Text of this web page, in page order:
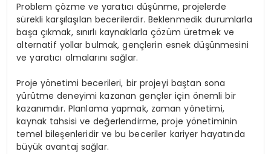
Problem çözme ve yaratıcı düşünme, projelerde
sürekli karşılaşılan becerilerdir. Beklenmedik durumlarla
başa çıkmak, sınırlı kaynaklarla çözüm üretmek ve
alternatif yollar bulmak, gençlerin esnek düşünmesini
ve yaratıcı olmalarını sağlar.
Proje yönetimi becerileri, bir projeyi baştan sona
yürütme deneyimi kazanan gençler için önemli bir
kazanımdır. Planlama yapmak, zaman yönetimi,
kaynak tahsisi ve değerlendirme, proje yönetiminin
temel bileşenleridir ve bu beceriler kariyer hayatında
büyük avantaj sağlar.